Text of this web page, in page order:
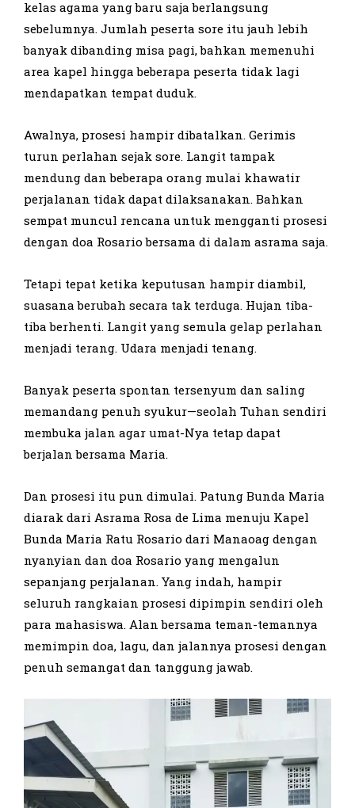
kelas agama yang baru saja berlangsung
sebelumnya. Jumlah peserta sore itu jauh lebih
banyak dibanding misa pagi, bahkan memenuhi
area kapel hingga beberapa peserta tidak lagi
mendapatkan tempat duduk.
Awalnya, prosesi hampir dibatalkan. Gerimis
turun perlahan sejak sore. Langit tampak
mendung dan beberapa orang mulai khawatir
perjalanan tidak dapat dilaksanakan. Bahkan
sempat muncul rencana untuk mengganti prosesi
dengan doa Rosario bersama di dalam asrama saja.
Tetapi tepat ketika keputusan hampir diambil,
suasana berubah secara tak terduga. Hujan tiba-
tiba berhenti. Langit yang semula gelap perlahan
menjadi terang. Udara menjadi tenang.
Banyak peserta spontan tersenyum dan saling
memandang penuh syukur—seolah Tuhan sendiri
membuka jalan agar umat-Nya tetap dapat
berjalan bersama Maria.
Dan prosesi itu pun dimulai. Patung Bunda Maria
diarak dari Asrama Rosa de Lima menuju Kapel
Bunda Maria Ratu Rosario dari Manaoag dengan
nyanyian dan doa Rosario yang mengalun
sepanjang perjalanan. Yang indah, hampir
seluruh rangkaian prosesi dipimpin sendiri oleh
para mahasiswa. Alan bersama teman-temannya
memimpin doa, lagu, dan jalannya prosesi dengan
penuh semangat dan tanggung jawab.